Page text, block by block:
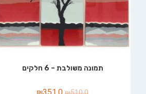
תמונה משולבת – 6 חלקים